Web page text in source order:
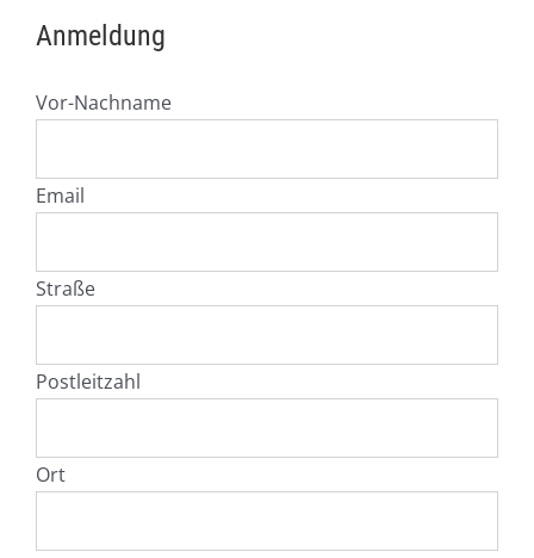
Anmeldung
Vor-Nachname
Email
Straße
Postleitzahl
Ort